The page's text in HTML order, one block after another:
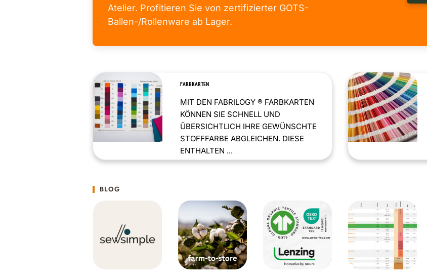
Atelier. Profitieren Sie von zertifizierter GOTS-
Ballen-/Rollenware ab Lager.
FARBKARTEN
MIT DEN FABRILOGY ® FARBKARTEN
KÖNNEN SIE SCHNELL UND
ÜBERSICHTLICH IHRE GEWÜNSCHTE
STOFFFARBE ABGLEICHEN. DIESE
ENTHALTEN ...
BLOG